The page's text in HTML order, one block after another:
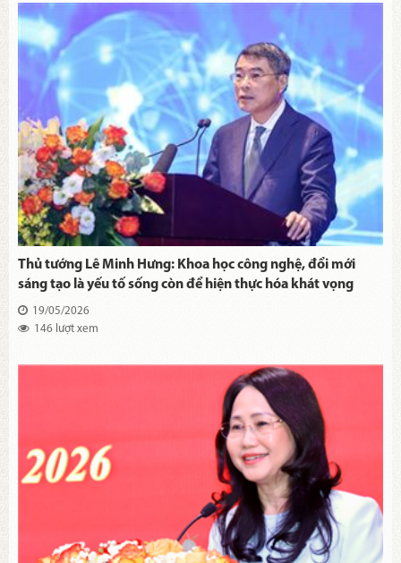
Thủ tướng Lê Minh Hưng: Khoa học công nghệ, đổi mới
sáng tạo là yếu tố sống còn để hiện thực hóa khát vọng
phát triển đất nước
19/05/2026
146 lượt xem